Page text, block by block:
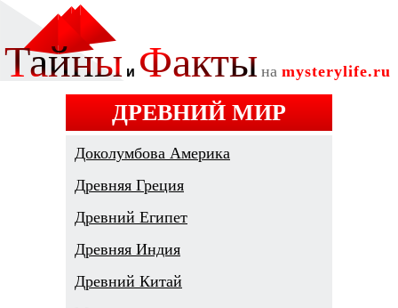
ДРЕВНИЙ МИР
Доколумбова Америка
Древняя Греция
Древний Египет
Древняя Индия
Древний Китай